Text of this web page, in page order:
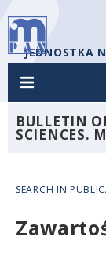
JEDNOSTKA
BULLETIN
SCIENCES.
SEARCH IN